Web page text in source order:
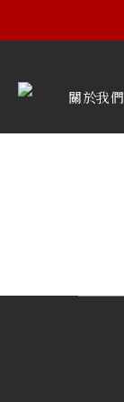
關於我們